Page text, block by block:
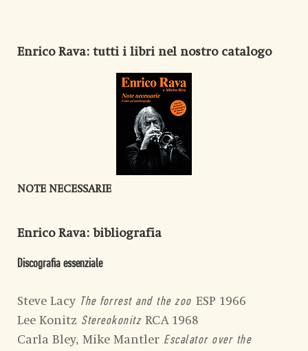
Enrico Rava: tutti i libri nel nostro catalogo
NOTE NECESSARIE
Enrico Rava: bibliografia
Discografia essenziale
Steve Lacy The forrest and the zoo ESP 1966
Lee Konitz StereokonitzRCA 1968
Carla Bley, Mike Mantler Escalator over the